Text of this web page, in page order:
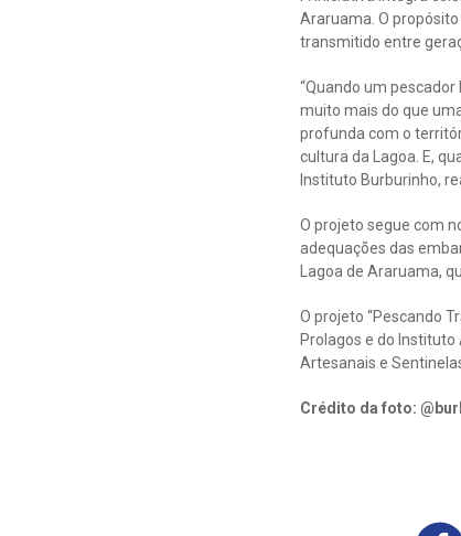
Araruama. O
transmitido entre
“Quando um
muito mais do que
profunda com o
cultura da Lagoa. E,
Instituto Burburinho,
O projeto segue com
adequações das
Lagoa de Araruama,
O projeto “Pescando
Prolagos e do
Artesanais e
Crédito da foto: